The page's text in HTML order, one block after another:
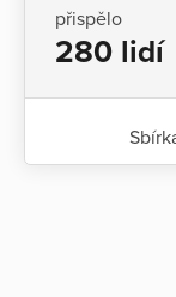
přispělo
280 lidí